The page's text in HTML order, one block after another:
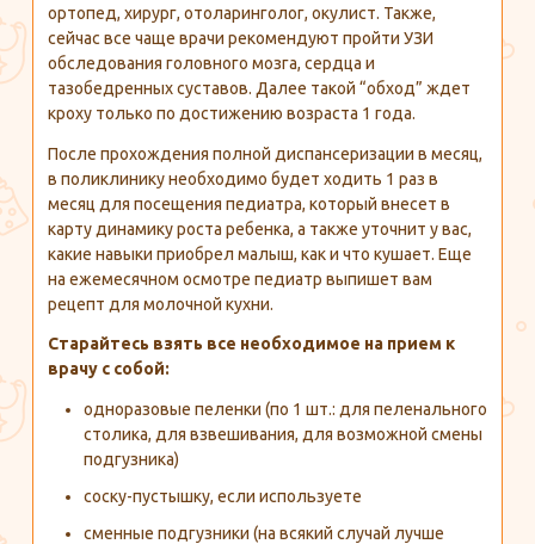
ортопед, хирург, отоларинголог, окулист. Также,
сейчас все чаще врачи рекомендуют пройти УЗИ
обследования головного мозга, сердца и
тазобедренных суставов. Далее такой “обход” ждет
кроху только по достижению возраста 1 года.
После прохождения полной диспансеризации в месяц,
в поликлинику необходимо будет ходить 1 раз в
месяц для посещения педиатра, который внесет в
карту динамику роста ребенка, а также уточнит у вас,
какие навыки приобрел малыш, как и что кушает. Еще
на ежемесячном осмотре педиатр выпишет вам
рецепт для молочной кухни.
Старайтесь взять все необходимое на прием к
врачу с собой:
одноразовые пеленки (по 1 шт.: для пеленального
столика, для взвешивания, для возможной смены
подгузника)
соску-пустышку, если используете
сменные подгузники (на всякий случай лучше